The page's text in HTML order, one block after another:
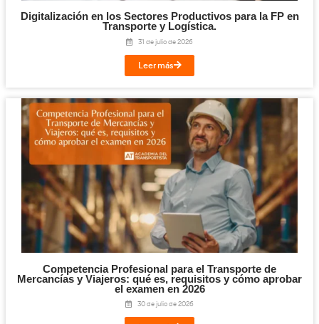
Conducción eficiente
Consultoría y asesoramiento
Planes de Movilidad.
Seguridad vial corporativa.
Formación para flotas.
Muchas empresas externalizan su formación vial,